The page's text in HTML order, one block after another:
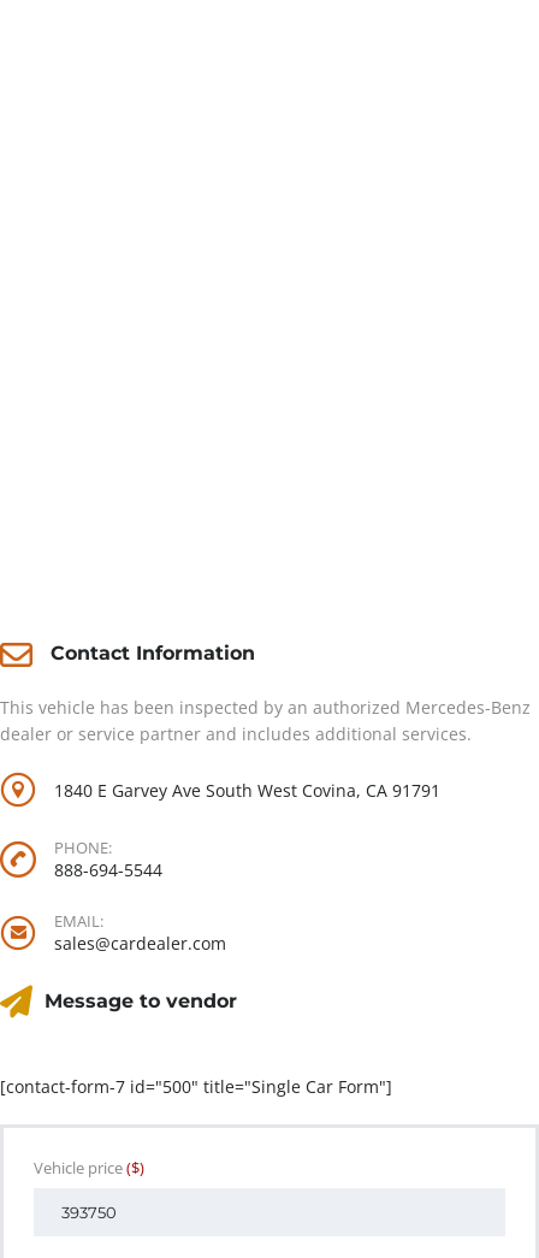
Contact Information
This vehicle has been inspected by an authorized Mercedes-Benz
dealer or service partner and includes additional services.
1840 E Garvey Ave South West Covina, CA 91791
PHONE:
888-694-5544
EMAIL:
sales@cardealer.com
Message to vendor
[contact-form-7 id="500" title="Single Car Form"]
Vehicle price($)